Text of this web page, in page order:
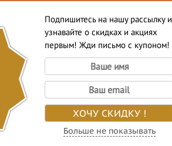
Подпишитесь на нашу рассылку и
узнавайте о скидках и акциях
первым! Жди письмо с купоном!
ХОЧУ СКИДКУ !
Больше не показывать